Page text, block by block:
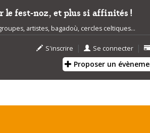
le fest-noz, et plus si affinités !
artistes, bagadoù, cercles celtiques...
S'inscrire | Se connecter |
Proposer un